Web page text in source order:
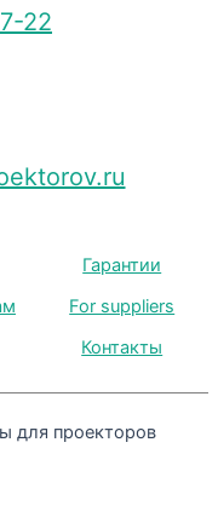
22
Гарантии
For suppliers
Контакты
для проекторов